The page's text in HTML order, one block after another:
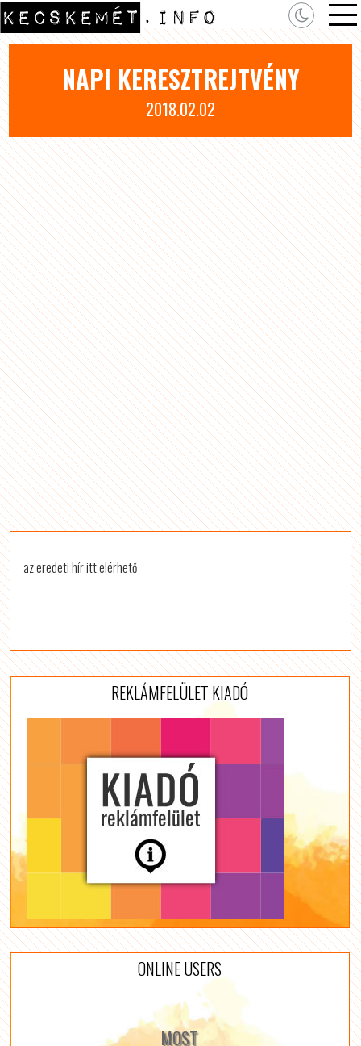
NAPI KERESZTREJTVÉNY
2018.02.02
az eredeti hír itt elérhető
REKLÁMFELÜLET KIADÓ
ONLINE USERS
MOST